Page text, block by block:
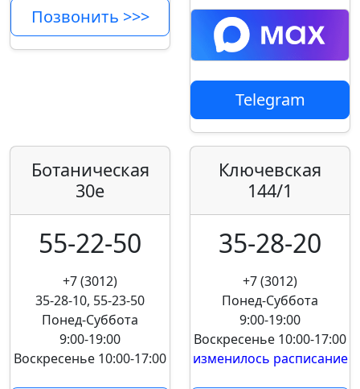
Позвонить >>>
Telegram
Ботаническая
30е
55-22-50
+7 (3012)
35-28-10, 55-23-50
Понед-Суббота
9:00-19:00
Воскресенье 10:00-17:00
Ключевская
144/1
35-28-20
+7 (3012)
Понед-Суббота
9:00-19:00
Воскресенье 10:00-17:00
изменилось расписание